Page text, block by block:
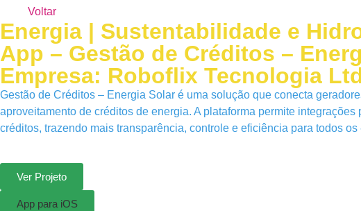
Voltar
Energia | Sustentabilidade e
App – Gestão de Créditos –
Empresa: Roboflix Tecnologia
Gestão de Créditos – Energia Solar é uma solução que conecta
aproveitamento de créditos de energia. A plataforma permite
créditos, trazendo mais transparência, controle e eficiência para todos os
Ver Projeto
App para iOS